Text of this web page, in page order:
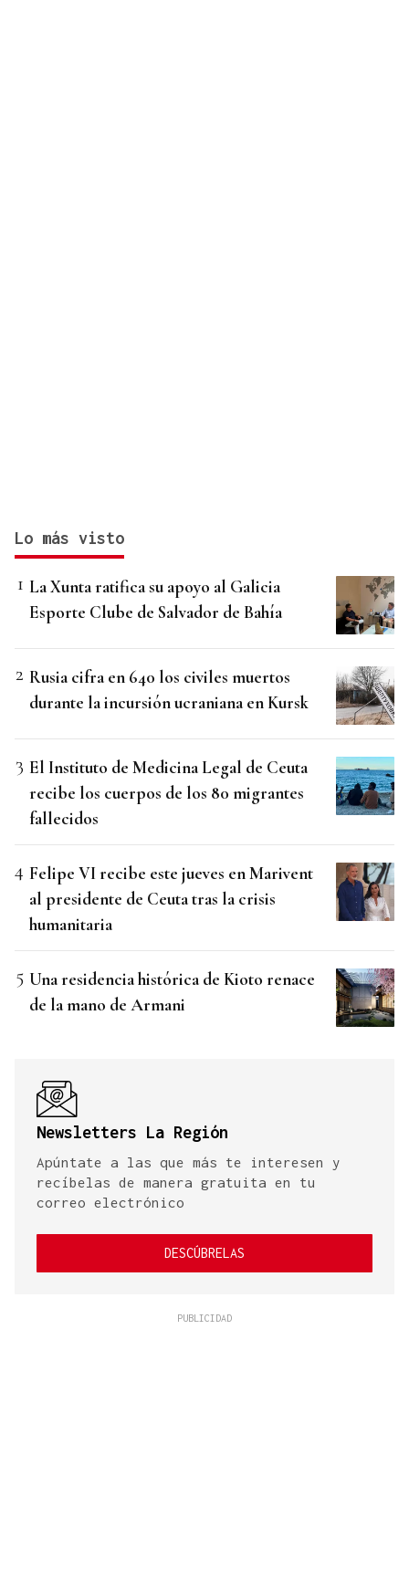
Lo más visto
La Xunta ratifica su apoyo al Galicia
Esporte Clube de Salvador de Bahía
Rusia cifra en 640 los civiles muertos
durante la incursión ucraniana en Kursk
El Instituto de Medicina Legal de Ceuta
recibe los cuerpos de los 80 migrantes
fallecidos
Felipe VI recibe este jueves en Marivent
al presidente de Ceuta tras la crisis
humanitaria
Una residencia histórica de Kioto renace
de la mano de Armani
Newsletters La Región
Apúntate a las que más te interesen y
recíbelas de manera gratuita en tu
correo electrónico
DESCÚBRELAS